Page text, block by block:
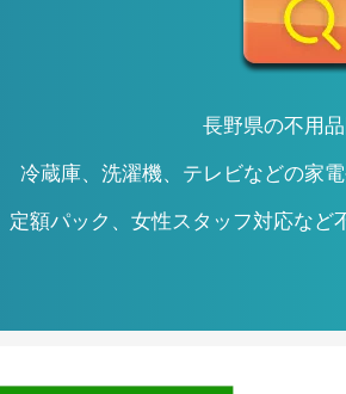
長野県の不用
冷蔵庫、洗濯機、テレビなどの家
定額パック、女性スタッフ対応など